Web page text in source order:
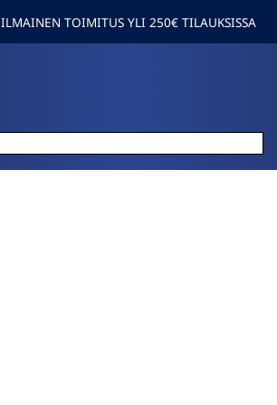
ILMAINEN TOIMITUS YLI 250€ TILAUKSISSA